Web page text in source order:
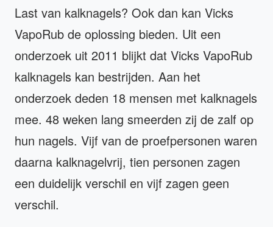
Last van kalknagels? Ook dan kan Vicks
VapoRub de oplossing bieden. Uit een
onderzoek uit 2011 blijkt dat Vicks VapoRub
kalknagels kan bestrijden. Aan het
onderzoek deden 18 mensen met kalknagels
mee. 48 weken lang smeerden zij de zalf op
hun nagels. Vijf van de proefpersonen waren
daarna kalknagelvrij, tien personen zagen
een duidelijk verschil en vijf zagen geen
verschil.